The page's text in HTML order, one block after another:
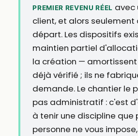
PREMIER REVENU RÉEL avec
client, et alors seulement
départ. Les dispositifs
maintien partiel
la création — amortissent
déjà vérifié ; ils ne
demande. Le chantier le
pas administratif : c'est
à tenir une discipline que
personne ne vous